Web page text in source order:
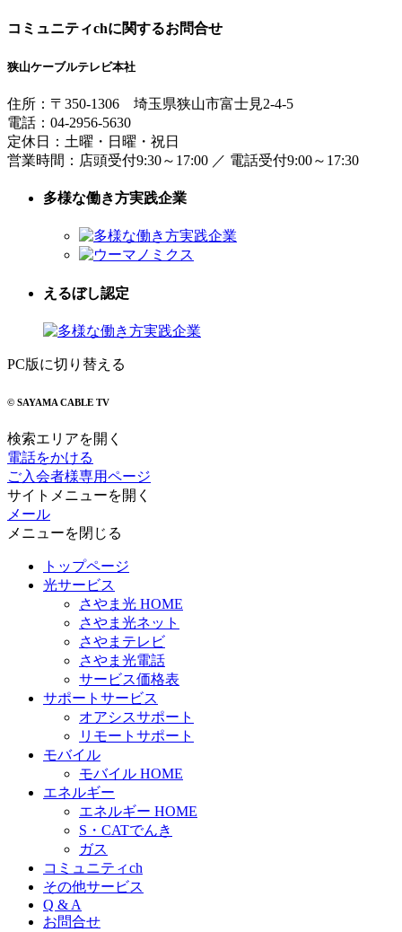
コミュニティchに関するお問合せ
狭山ケーブルテレビ本社
住所： 〒350-1306 埼玉県狭山市富士見2-4-5
電話： 04-2956-5630
定休日：土曜・日曜・祝日
営業時間： 店頭受付9:30～17:00 ／ 電話受付9:00～17:30
多様な働き方実践企業
えるぼし認定
PC版に切り替える
© SAYAMA CABLE TV
検索エリアを開く
電話をかける
ご入会者様専用ページ
サイトメニューを開く
メール
メニューを閉じる
トップページ
光サービス
さやま光 HOME
さやま光ネット
さやまテレビ
さやま光電話
サービス価格表
サポートサービス
オアシスサポート
リモートサポート
モバイル
モバイル HOME
エネルギー
エネルギー HOME
S・CATでんき
ガス
コミュニティch
その他サービス
Q & A
お問合せ